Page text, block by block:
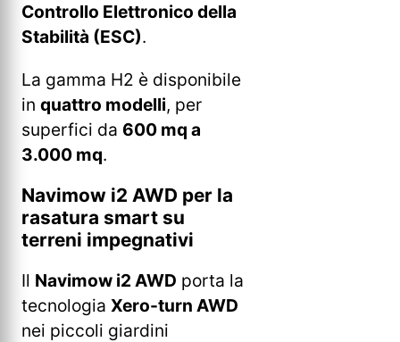
Controllo Elettronico della
Stabilità (ESC).
La gamma H2 è disponibile
in quattro modelli, per
superfici da 600 mq a
3.000 mq.
Navimow i2 AWD per la
rasatura smart su
terreni impegnativi
Il Navimow i2 AWD porta la
tecnologia Xero-turn AWD
nei piccoli giardini